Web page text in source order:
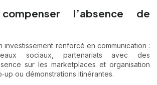
l’absence de
investissement renforcé en communication :
sociaux, partenariats avec des
sur les marketplaces et organisation
ou démonstrations itinérantes.